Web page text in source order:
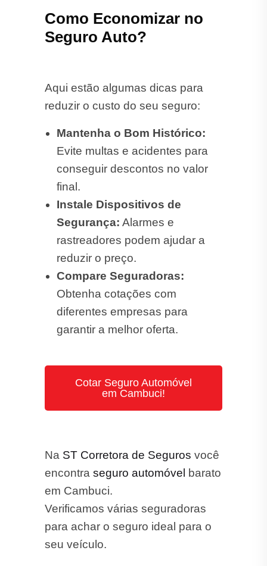
Como Economizar no
Seguro Auto?
Aqui estão algumas dicas para
reduzir o custo do seu seguro:
Mantenha o Bom Histórico:
Evite multas e acidentes para
conseguir descontos no valor
final.
Instale Dispositivos de
Segurança: Alarmes e
rastreadores podem ajudar a
reduzir o preço.
Compare Seguradoras:
Obtenha cotações com
diferentes empresas para
garantir a melhor oferta.
Cotar Seguro Automóvel
em Cambuci!
Na ST Corretora de Seguros você
encontra seguro automóvel
barato
em Cambuci.
Verificamos várias seguradoras
para achar o seguro ideal para o
seu veículo.